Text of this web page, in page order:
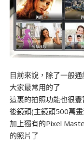
目前來說，除了一般
大家最常用的了
這裏的拍照功能也很
後鏡頭(主鏡頭500萬
加上獨有的Pixel
的照片了